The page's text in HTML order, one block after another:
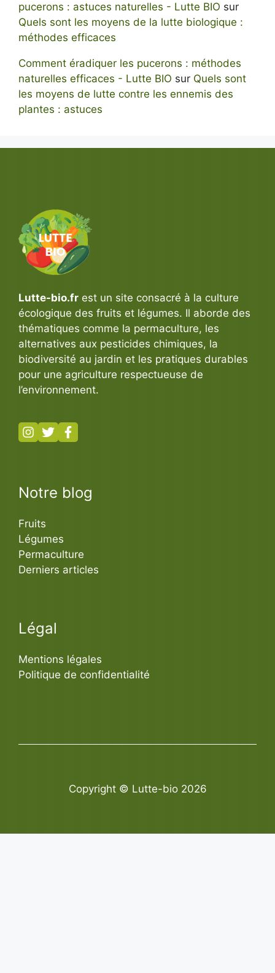
pucerons : astuces naturelles - Lutte BIO sur
Quels sont les moyens de la lutte biologique :
méthodes efficaces
Comment éradiquer les pucerons : méthodes
naturelles efficaces - Lutte BIO sur Quels sont
les moyens de lutte contre les ennemis des
plantes : astuces
Lutte-bio.fr est un site consacré à la culture
écologique des fruits et légumes. Il aborde des
thématiques comme la permaculture, les
alternatives aux pesticides chimiques, la
biodiversité au jardin et les pratiques durables
pour une agriculture respectueuse de
l’environnement.
Notre blog
Fruits
Légumes
Permaculture
Derniers articles
Légal
Mentions légales
Politique de confidentialité
Copyright © Lutte-bio 2026